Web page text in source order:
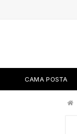
CAMA POSTA